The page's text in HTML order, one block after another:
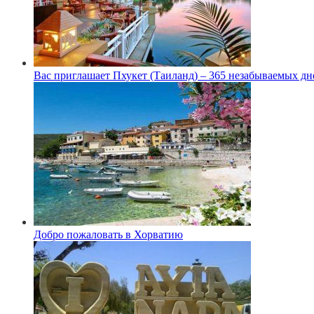
Вас приглашает Пхукет (Таиланд) – 365 незабываемых
Добро пожаловать в Хорватию